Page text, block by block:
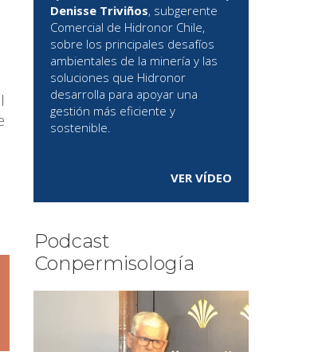
Denisse Triviños, subgerente
Comercial de Hidronor Chile,
sobre los principales desafíos
ambientales de la minería y las
soluciones que Hidronor
desarrolla para apoyar una
gestión más eficiente y
sostenible.
VER VÍDEO
Podcast
Conpermisología